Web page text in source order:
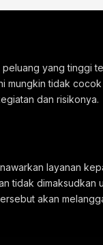
yang tinggi
mungkin tidak
dan risikonya.
layanan
tidak
akan